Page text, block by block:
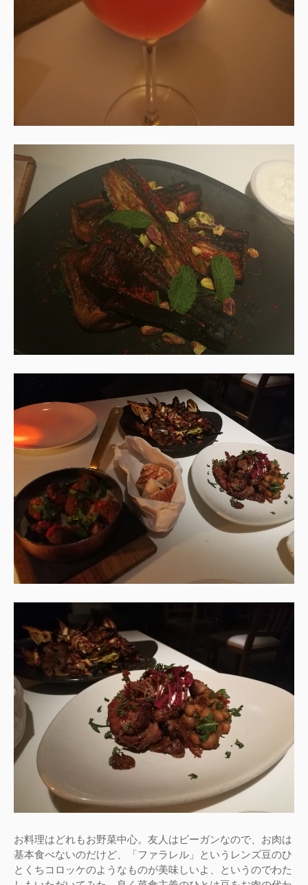
お料理はどれもお野菜中心。友人はビーガンなので、お肉は
基本食べないのだけど、「ファラレル」というレンズ豆のひ
とくちコロッケのようなものが美味しいよ、というのでわた